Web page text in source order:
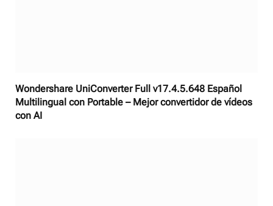
Wondershare UniConverter Full v17.4.5.648 Español
Multilingual con Portable – Mejor convertidor de vídeos
con AI